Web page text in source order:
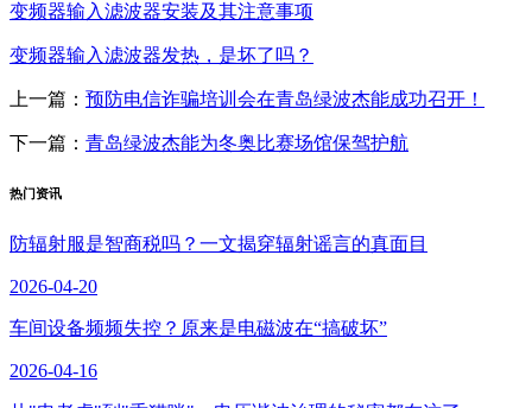
变频器输入滤波器安装及其注意事项
变频器输入滤波器发热，是坏了吗？
上一篇： 预防电信诈骗培训会在青岛绿波杰能成功召开！
下一篇： 青岛绿波杰能为冬奥比赛场馆保驾护航
热门资讯
防辐射服是智商税吗？一文揭穿辐射谣言的真面目
2026-04-20
车间设备频频失控？原来是电磁波在“搞破坏”
2026-04-16